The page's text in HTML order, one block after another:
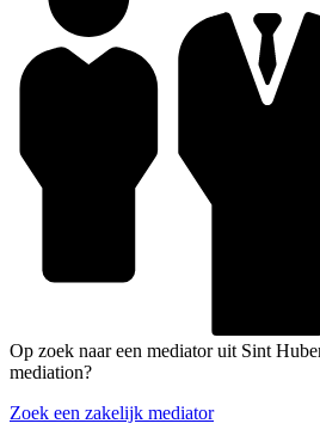
Op zoek naar een mediator uit Sint
mediation?
Zoek een zakelijk mediator